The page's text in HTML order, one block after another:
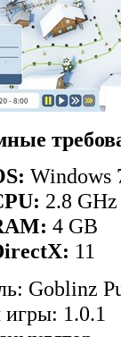
Windows
2.8 GHz
4 GB
11
Goblinz
1.0.1